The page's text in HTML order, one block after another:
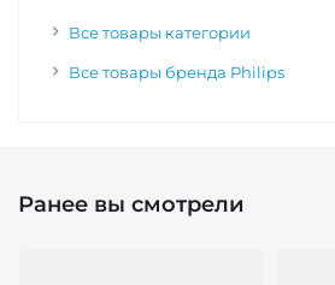
Все товары категории
Все товары бренда Philips
Ранее вы смотрели